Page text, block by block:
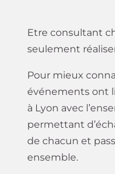
Etre consultant
seulement
Pour mieux
événements ont
à Lyon avec
permettant
de chacun et
ensemble.